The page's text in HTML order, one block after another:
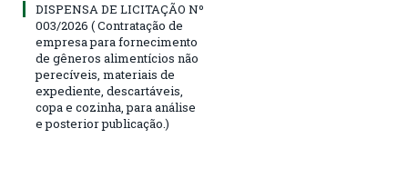
DISPENSA DE LICITAÇÃO Nº
003/2026 ( Contratação de
empresa para fornecimento
de gêneros alimentícios não
perecíveis, materiais de
expediente, descartáveis,
copa e cozinha, para análise
e posterior publicação.)